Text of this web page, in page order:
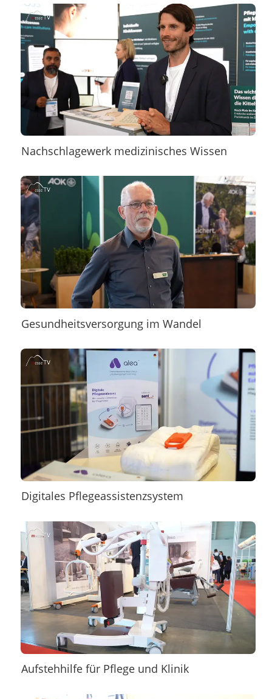
Nachschlagewerk medizinisches Wissen
Gesundheitsversorgung im Wandel
Digitales Pflegeassistenzsystem
Aufstehhilfe für Pflege und Klinik